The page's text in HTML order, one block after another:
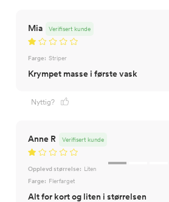
Mia Verifisert kunde
Farge: Striper
Krympet masse i første vask
Nyttig?
Anne R Verifisert kunde
Opplevd størrelse: Liten
Farge: Flerfarget
Alt for kort og liten i størrelsen